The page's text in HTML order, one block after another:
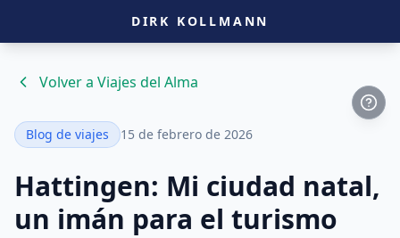
DIRK KOLLMANN
Volver a Viajes del Alma
Blog de viajes 15 de febrero de 2026
Hattingen: Mi ciudad natal,
un imán para el turismo